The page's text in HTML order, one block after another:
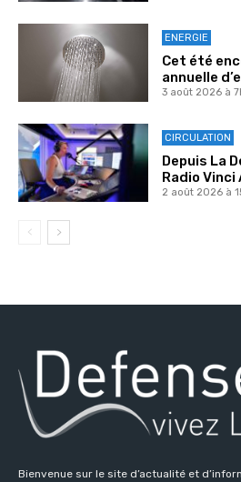
ENERGIE
Cet été
annuelle
3 août 2026 à
CIRCULATION
Depuis La
Radio
2 août 2026 à
Bienvenue sur le site d’actualité et